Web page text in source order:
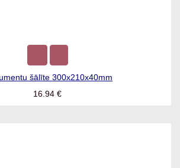
šālīte 300x210x40mm
16.94€